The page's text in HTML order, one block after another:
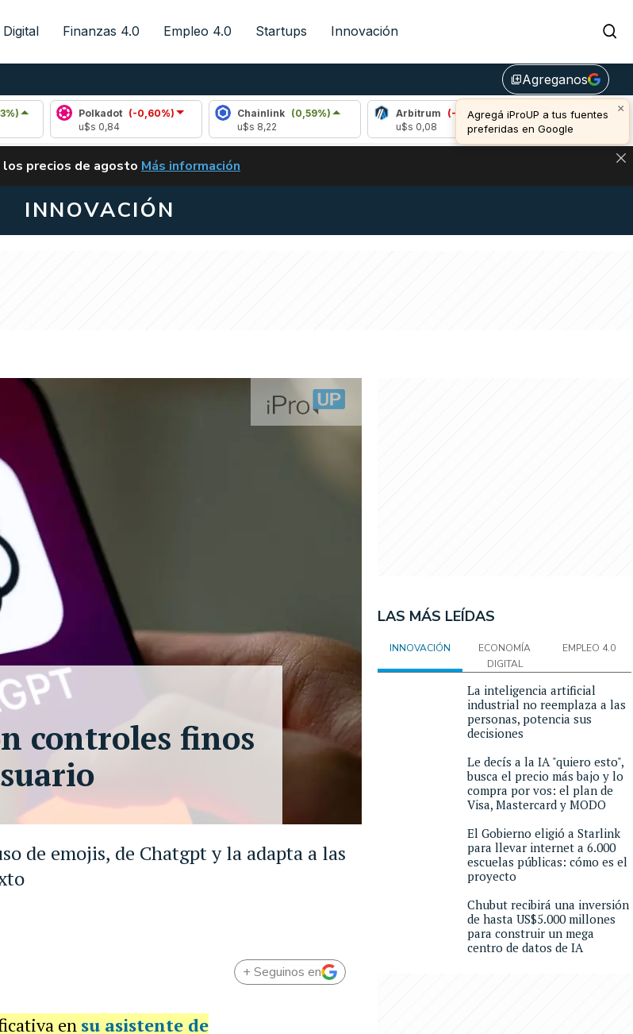
Finanzas 4.0 Empleo 4.0 Startups Innovación
library_addAgreganos
×
Agregá iProUP a tus fuentes
preferidas en Google
Polkadot (-0,60%)
u$s 0,84
Chainlink (0,59%)
Arbitrum (-1,38%)
u$s 0,08
Bitcoin
(0,93%)
u$s 64.867,00
ALERTA
los precios de agosto VUELVE EL CARRY TRADE DE BITCOIN Y ESTA SEÑAL DEFINE LOS PRECIOS DE
Más información
INNOVACIÓN
de emojis, de Chatgpt y la adapta a las
controles finos
+ Seguinos en
en su asistente de
LAS MÁS LEÍDAS
INNOVACIÓN
ECONOMÍA
DIGITAL
EMPLEO 4.0
La inteligencia artificial
industrial no reemplaza a las
personas, potencia sus
decisiones
Le decís a la IA "quiero esto",
busca el precio más bajo y lo
compra por vos: el plan de
Visa, Mastercard y MODO
El Gobierno eligió a Starlink
para llevar internet a 6.000
escuelas públicas: cómo es el
proyecto
Chubut recibirá una inversión
de hasta US$5.000 millones
para construir un mega
centro de datos de IA